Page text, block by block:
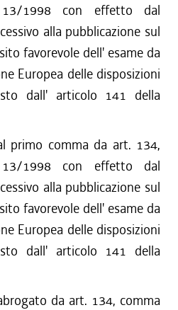
1998 con effetto dal
alla pubblicazione sul
favorevole dell' esame da
Europea delle disposizioni
dall' articolo 141 della
primo comma da art. 134,
1998 con effetto dal
alla pubblicazione sul
favorevole dell' esame da
Europea delle disposizioni
dall' articolo 141 della
da art. 134, comma